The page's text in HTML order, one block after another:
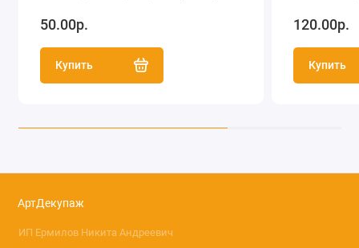
50.00р.
Купить
120.00р.
Купить
АртДекупаж
ИП Ермилов Никита Андреевич